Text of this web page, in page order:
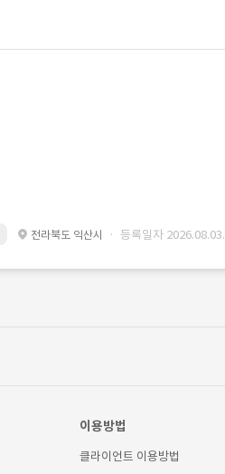
전라북도 익산시 · 등록일자 2026.08.03.
이용방법
클라이언트 이용방법